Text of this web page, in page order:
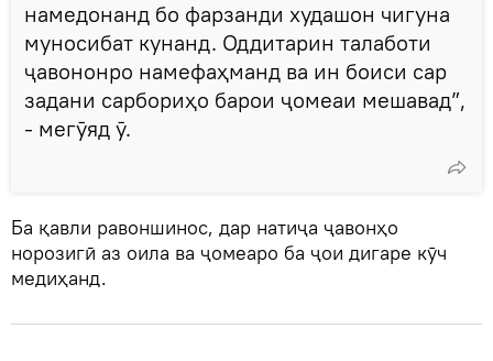
намедонанд бо фарзанди худашон чигуна
муносибат кунанд. Оддитарин талаботи
ҷавононро намефаҳманд ва ин боиси сар
задани сарбориҳо барои ҷомеаи мешавад”,
- мегӯяд ӯ.
Ба қавли равоншинос, дар натиҷа ҷавонҳо
норозигӣ аз оила ва ҷомеаро ба ҷои дигаре кӯч
медиҳанд.